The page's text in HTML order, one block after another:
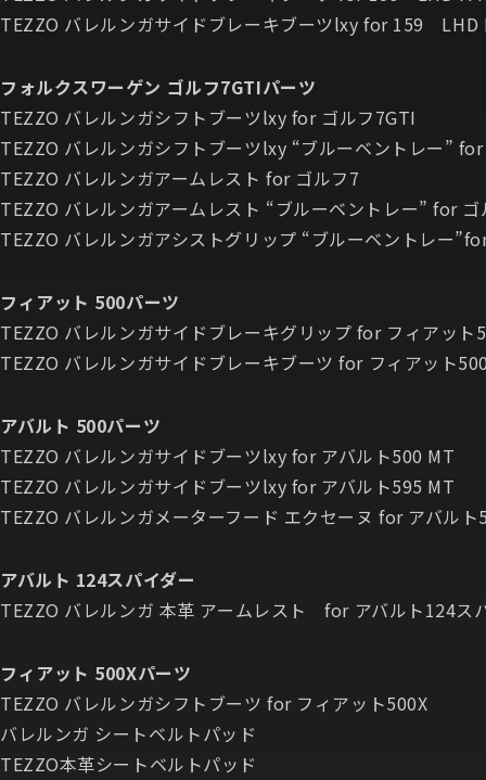
TEZZO バレルンガサイドブレーキブーツlxy for 159 LHD
フォルクスワーゲン ゴルフ7GTIパーツ
TEZZO バレルンガシフトブーツlxy for ゴルフ7GTI
TEZZO バレルンガシフトブーツlxy “ブルーベントレー”
TEZZO バレルンガアームレスト for ゴルフ7
TEZZO バレルンガアームレスト “ブルーベントレー” for
TEZZO バレルンガアシストグリップ “ブルーベントレー
フィアット 500パーツ
TEZZO バレルンガサイドブレーキグリップ for フィアット
TEZZO バレルンガサイドブレーキブーツ for フィアット
アバルト 500パーツ
TEZZO バレルンガサイドブーツlxy for アバルト500 MT
TEZZO バレルンガサイドブーツlxy for アバルト595 MT
TEZZO バレルンガメーターフード エクセーヌ for アバルト
アバルト 124スパイダー
TEZZO バレルンガ 本革 アームレスト for アバルト124ス
フィアット 500Xパーツ
TEZZO バレルンガシフトブーツ for フィアット500X
バレルンガ シートベルトパッド
TEZZO本革シートベルトパッド